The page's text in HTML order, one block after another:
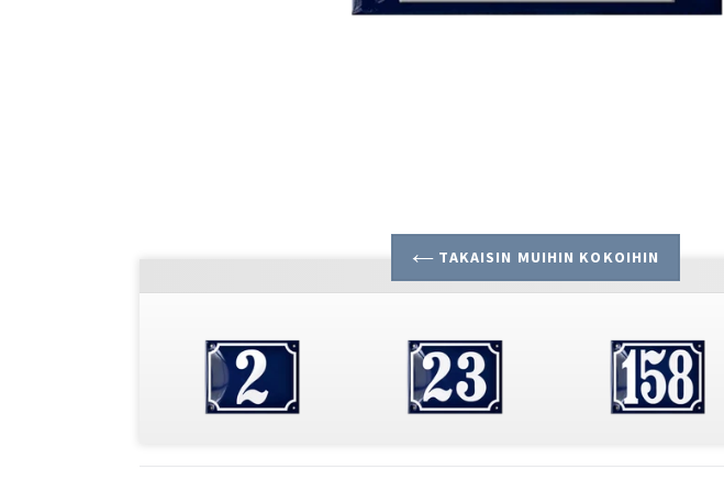
TAKAISIN MUIHIN KOKOIHIN